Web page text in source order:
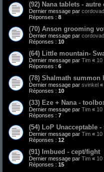
(92) Nana tablets -
Dernier message par
Réponses : 8
(70) Anson grooming
Dernier message par
Réponses : 10
(64) Little mountain-
Dernier message par Tim « 10
Réponses : 6
(78) Shalmath summon
Dernier message par svinkel «
Réponses : 10
(33) Eze + Nana -
Dernier message par Tim « 10
Réponses : 7
(54) LoP Unacceptable
Dernier message par Tim « 10
Réponses : 12
(91) Imbued - cept/fight
Dernier message par Tim « 10
Réponses : 15